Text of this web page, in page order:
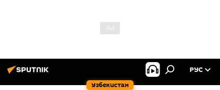
Узбекистан
РУС